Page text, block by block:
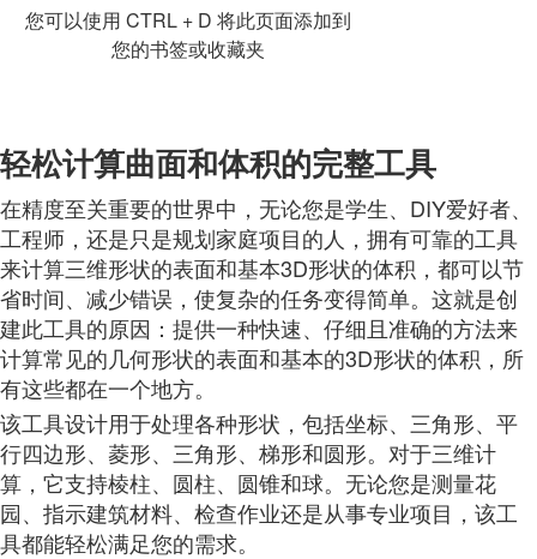
您可以使用 CTRL + D 将此页面添加到
您的书签或收藏夹
轻松计算曲面和体积的完整工具
在精度至关重要的世界中，无论您是学生、DIY爱好者、
工程师，还是只是规划家庭项目的人，拥有可靠的工具
来计算三维形状的表面和基本3D形状的体积，都可以节
省时间、减少错误，使复杂的任务变得简单。这就是创
建此工具的原因：提供一种快速、仔细且准确的方法来
计算常见的几何形状的表面和基本的3D形状的体积，所
有这些都在一个地方。
该工具设计用于处理各种形状，包括坐标、三角形、平
行四边形、菱形、三角形、梯形和圆形。对于三维计
算，它支持棱柱、圆柱、圆锥和球。无论您是测量花
园、指示建筑材料、检查作业还是从事专业项目，该工
具都能轻松满足您的需求。